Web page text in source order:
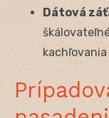
Dátová